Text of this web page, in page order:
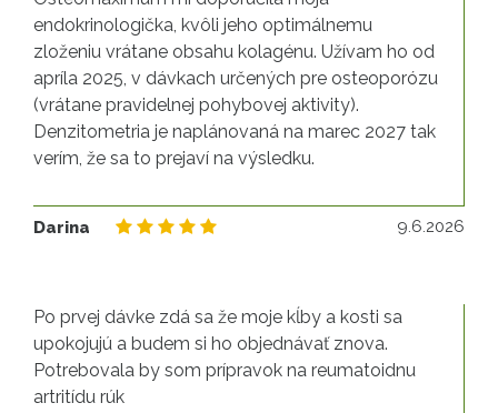
endokrinologička, kvôli jeho optimálnemu
zloženiu vrátane obsahu kolagénu. Užívam ho od
apríla 2025, v dávkach určených pre osteoporózu
(vrátane pravidelnej pohybovej aktivity).
Denzitometria je naplánovaná na marec 2027 tak
verím, že sa to prejaví na výsledku.
Darina 9.6.2026
Po prvej dávke zdá sa že moje kĺby a kosti sa
upokojujú a budem si ho objednávať znova.
Potrebovala by som prípravok na reumatoidnu
artritídu rúk